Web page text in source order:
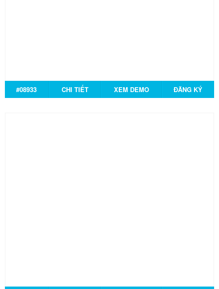
#08933 CHI TIẾT XEM DEMO ĐĂNG KÝ